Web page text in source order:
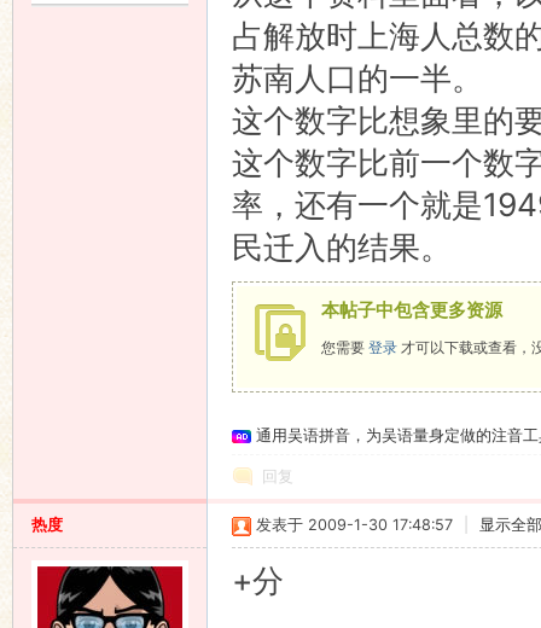
会
占解放时上海人总数
苏南人口的一半。
这个数字比想象里的
这个数字比前一个数
率，还有一个就是
民迁入的结果。
本帖子中包含更多资源
您需要 登录 才可以下载或查看，
通用吴语拼音，为吴语量身定做的注音
回复
热度 发表于 2009-1-30 17:48:57 显示全
+分